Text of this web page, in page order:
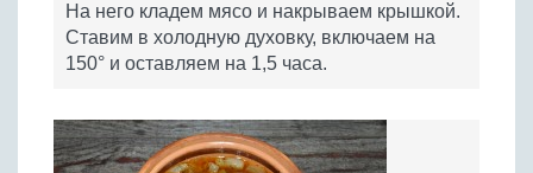
На него кладем мясо и накрываем крышкой.
Ставим в холодную духовку, включаем на
150° и оставляем на 1,5 часа.